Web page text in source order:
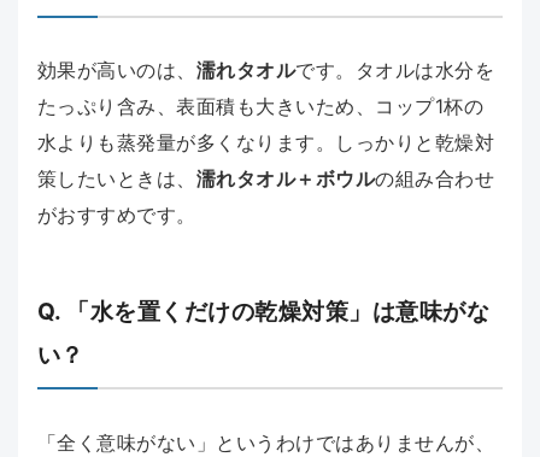
効果が高いのは、 濡れタオルです。タオルは水分を
たっぷり含み、表面積も大きいため、コップ1杯の
水よりも蒸発量が多くなります。しっかりと乾燥対
策したいときは、 濡れタオル＋ボウルの組み合わせ
がおすすめです。
Q. 「水を置くだけの乾燥対策」は意味がな
い？
「全く意味がない」というわけではありませんが、